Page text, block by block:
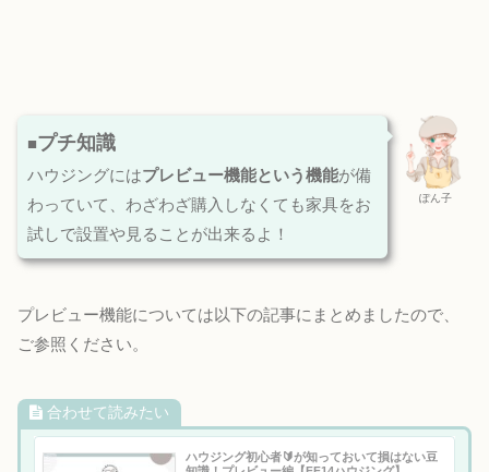
ぽん子
■プチ知識
ハウジングにはプレビュー機能という機能が備
わっていて、わざわざ購入しなくても家具をお
試しで設置や見ることが出来るよ！
プレビュー機能については以下の記事にまとめましたので、
ご参照ください。
合わせて読みたい
ハウジング初心者🔰が知っておいて損はない豆